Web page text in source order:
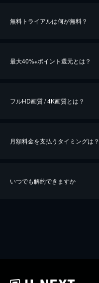
無料トライアルは何が無料？
最大40%※ポイント還元とは？
※40％ポイント還元の対象は、クレジ
iOSアプリのUコイン決済による作
フルHD画質 / 4K画質とは？
月額料金を支払うタイミングは？
いつでも解約できますか